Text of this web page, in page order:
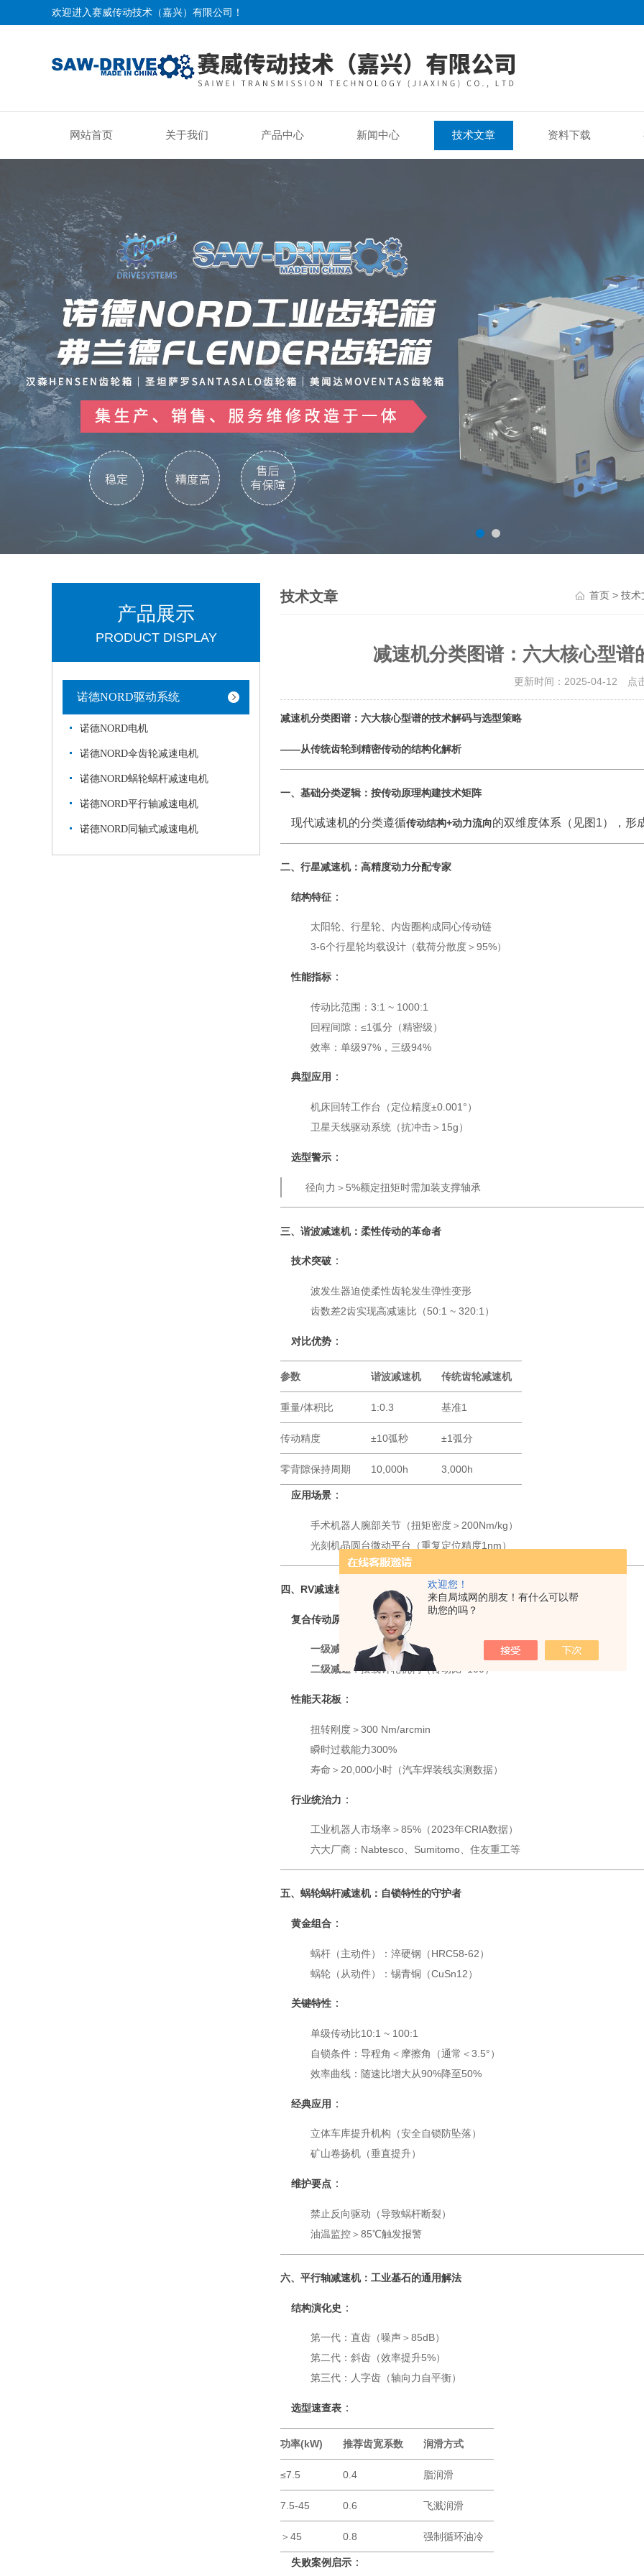
欢迎您！
来自局域网的朋友！有什么可以帮
助您的吗？
欢迎进入赛威传动技术（嘉兴）有限公司！
网站首页 关于我们 产品中心 新闻中心 技术文章 资料下载
产品展示
PRODUCT DISPLAY
诺德NORD驱动系统
诺德NORD电机
诺德NORD伞齿轮减速电机
诺德NORD蜗轮蜗杆减速电机
诺德NORD平行轴减速电机
诺德NORD同轴式减速电机
技术文章 首页 > 技术
减速机分类图谱：六大核心型谱
更新时间：2025-04-12 点
减速机分类图谱：六大核心型谱的技术解码与选型策略
——从传统齿轮到精密传动的结构化解析
一、基础分类逻辑：按传动原理构建技术矩阵
现代减速机的分类遵循传动结构+动力流向的双维度体系（见图1），形
二、行星减速机：高精度动力分配专家
结构特征 ：
太阳轮、行星轮、内齿圈构成同心传动链
3-6个行星轮均载设计（载荷分散度＞95%）
性能指标 ：
传动比范围：3:1 ~ 1000:1
回程间隙：≤1弧分（精密级）
效率：单级97%，三级94%
典型应用 ：
机床回转工作台（定位精度±0.001°）
卫星天线驱动系统（抗冲击＞15g）
选型警示 ：
径向力＞5%额定扭矩时需加装支撑轴承
三、谐波减速机：柔性传动的革命者
技术突破 ：
波发生器迫使柔性齿轮发生弹性变形
齿数差2齿实现高减速比（50:1 ~ 320:1）
对比优势 ：
参数 谐波减速机 传统齿轮减速机
重量/体积比 1:0.3 基准1
传动精度 ±10弧秒 ±1弧分
零背隙保持周期 10,000h 3,000h
应用场景 ：
手术机器人腕部关节（扭矩密度＞200Nm/kg）
光刻机晶圆台微动平台（重复定位精度1nm）
四、RV减速机：重载机器人的核心关节
复合传动原理
一级减速
：渐开线行星齿轮（传动比≈10）
二级减速 ：摆线针轮机构（传动比≈100）
性能天花板 ：
扭转刚度＞300 Nm/arcmin
瞬时过载能力300%
寿命＞20,000小时（汽车焊装线实测数据）
行业统治力 ：
工业机器人市场率＞85%（2023年CRIA数据）
六大厂商：Nabtesco、Sumitomo、住友重工等
五、蜗轮蜗杆减速机：自锁特性的守护者
黄金组合 ：
蜗杆（主动件）：淬硬钢（HRC58-62）
蜗轮（从动件）：锡青铜（CuSn12）
关键特性 ：
单级传动比10:1 ~ 100:1
自锁条件：导程角＜摩擦角（通常＜3.5°）
效率曲线：随速比增大从90%降至50%
经典应用 ：
立体车库提升机构（安全自锁防坠落）
矿山卷扬机（垂直提升）
维护要点 ：
禁止反向驱动（导致蜗杆断裂）
油温监控＞85℃触发报警
六、平行轴减速机：工业基石的通用解法
结构演化史 ：
第一代：直齿（噪声＞85dB）
第二代：斜齿（效率提升5%）
第三代：人字齿（轴向力自平衡）
选型速查表 ：
功率(kW) 推荐齿宽系数 润滑方式
≤7.5 0.4 脂润滑
7.5-45 0.6 飞溅润滑
＞45 0.8 强制循环油冷
失败案例启示 ：